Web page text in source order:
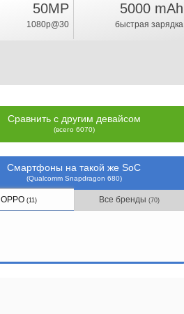
8.4%
рейтинг
50MP
1080p@30
5000 mAh
быстрая зарядка
Сравнить с другим девайсом
(всего 6070)
Смартфоны на такой же SoC
(Qualcomm Snapdragon 680)
OPPO(11) Все бренды (70)